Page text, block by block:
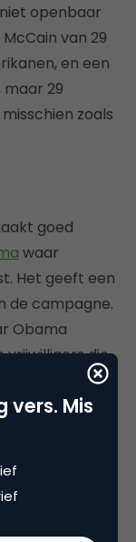
openbaar
van 29
en een
29
zoals
goed
waar
Het geeft een
de campagne.
Obama
die
goed naar
van.
te kennen
vers. Mis